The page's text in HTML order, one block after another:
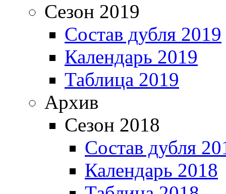
Сезон 2019
Состав дубля 2019
Календарь 2019
Таблица 2019
Архив
Сезон 2018
Состав дубля
Календарь 2018